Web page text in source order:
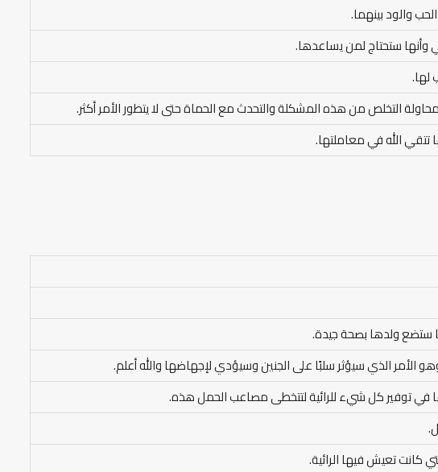
والود بينهما.
وأنها ستحتاج لمن يساعدها.
لها.
التخلص من هذه المشكلة والتحدث مع الحماة حتى لا يتطور الأمر أكثر.
تتقي الله في معاملتها.
ستضع ولدها بصحة جيدة.
الأمر الذي سيؤثر سلبًا على الجنين وسيؤدي لإجهاضها والله أعلم.
توفير كل شيء للرائية لتتخطى مصاعب الحمل هذه.
كانت تعيش فيها الرائية.